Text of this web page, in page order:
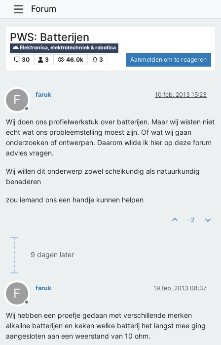
Forum
PWS: Batterijen
Elektronica, elektrotechniek & robotica
30 3 46.0k 3 Aanmelden om te reageren
F
Offline
faruk 10 feb. 2013 15:23
Wij doen ons profielwerkstuk over batterijen. Maar wij wisten niet
echt wat ons probleemstelling moest zijn. Of wat wij gaan
onderzoeken of ontwerpen. Daarom wilde ik hier op deze forum
advies vragen.
Wij willen dit onderwerp zowel scheikundig als natuurkundig
benaderen
zou iemand ons een handje kunnen helpen
-2
9 dagen later
F
Offline
faruk 19 feb. 2013 08:37
Wij hebben een proefje gedaan met verschillende merken
alkaline batterijen en keken welke batterij het langst mee ging
aangesloten aan een weerstand van 10 ohm.